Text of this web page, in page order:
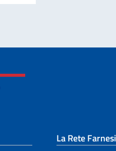
La Rete